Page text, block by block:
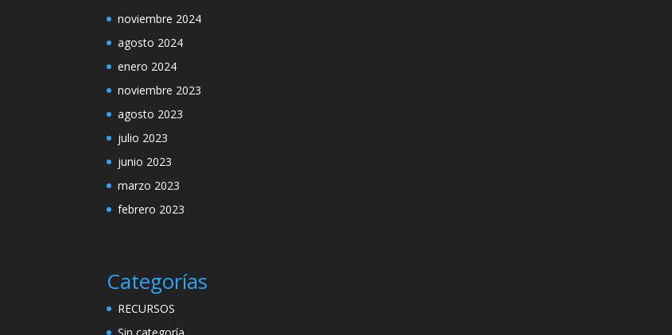
noviembre 2024
agosto 2024
enero 2024
noviembre 2023
agosto 2023
julio 2023
junio 2023
marzo 2023
febrero 2023
Categorías
RECURSOS
Sin categoría